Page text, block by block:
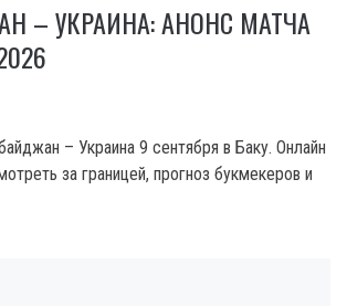
– УКРАИНА: АНОНС МАТЧА
– Украина 9 сентября в Баку. Онлайн
за границей, прогноз букмекеров и